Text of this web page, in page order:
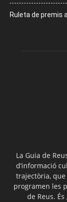
Ruleta de premis
La Guia de
d’informació
trajectòria, que
programen les
de Reus.